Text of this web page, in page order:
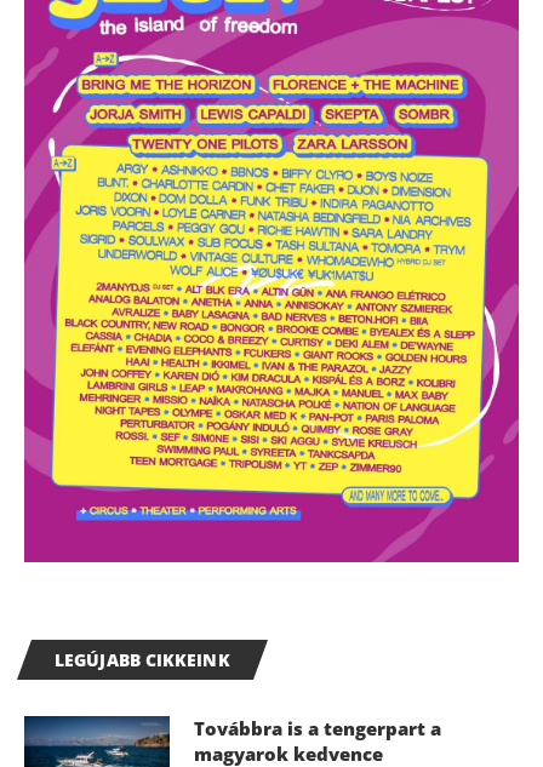
LEGÚJABB CIKKEINK
Továbbra is a tengerpart a
magyarok kedvence